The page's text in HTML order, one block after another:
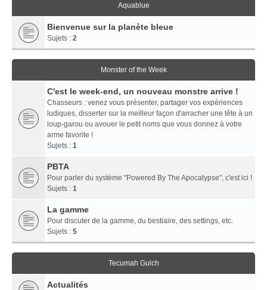
Aquablue
Bienvenue sur la planète bleue
Sujets : 2
Monster of the Week
C'est le week-end, un nouveau monstre arrive !
Chasseurs : venez vous présenter, partager vos expériences
ludiques, disserter sur la meilleur façon d'arracher une tête à un
loup-garou ou avouer le petit noms que vous donnez à votre
arme favorite !
Sujets : 1
PBTA
Pour parler du système "Powered By The Apocalypse", c'est ici !
Sujets : 1
La gamme
Pour discuter de la gamme, du bestiaire, des settings, etc.
Sujets : 5
Tecumah Gulch
Actualités